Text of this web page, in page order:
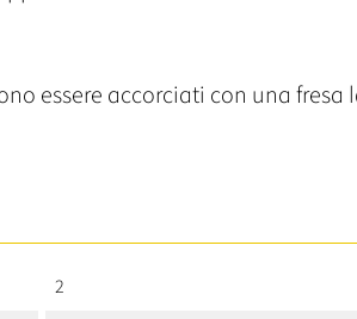
essere accorciati con una
2